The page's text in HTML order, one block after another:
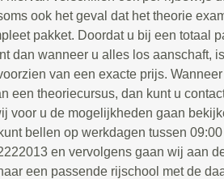
ook het geval dat het theorie
pakket. Doordat u bij een totaal
dan wanneer u alles los aanschaft,
van een exacte prijs.
een theoriecursus, dan kunt u
voor u de mogelijkheden gaan
bellen op werkdagen tussen
en vervolgens gaan wij aan
een passende rijschool met de